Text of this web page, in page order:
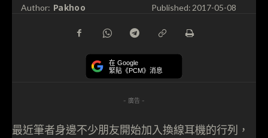
Author: Pakhoo Published:2017-05-08
在 Google
緊貼《PCM》消息
- 廣告 -
最近筆者身邊不少朋友開始加入換線耳機的行列，